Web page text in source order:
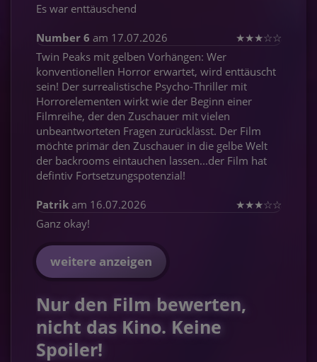
Es war enttäuschend
Number 6 am 17.07.2026 ★★★☆☆
Twin Peaks mit gelben Vorhängen: Wer
konventionellen Horror erwartet, wird enttäuscht
sein! Der surrealistische Psycho-Thriller mit
Horrorelementen wirkt wie der Beginn einer
Filmreihe, der den Zuschauer mit vielen
unbeantworteten Fragen zurücklässt. Der Film
möchte primär den Zuschauer in die gelbe Welt
der backrooms eintauchen lassen...der Film hat
defintiv Fortsetzungspotenzial!
Patrik am 16.07.2026 ★★★☆☆
Ganz okay!
weitere anzeigen
Nur den Film bewerten,
nicht das Kino. Keine
Spoiler!